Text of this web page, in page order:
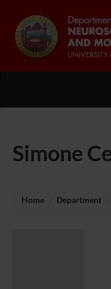
Simone
Home Department